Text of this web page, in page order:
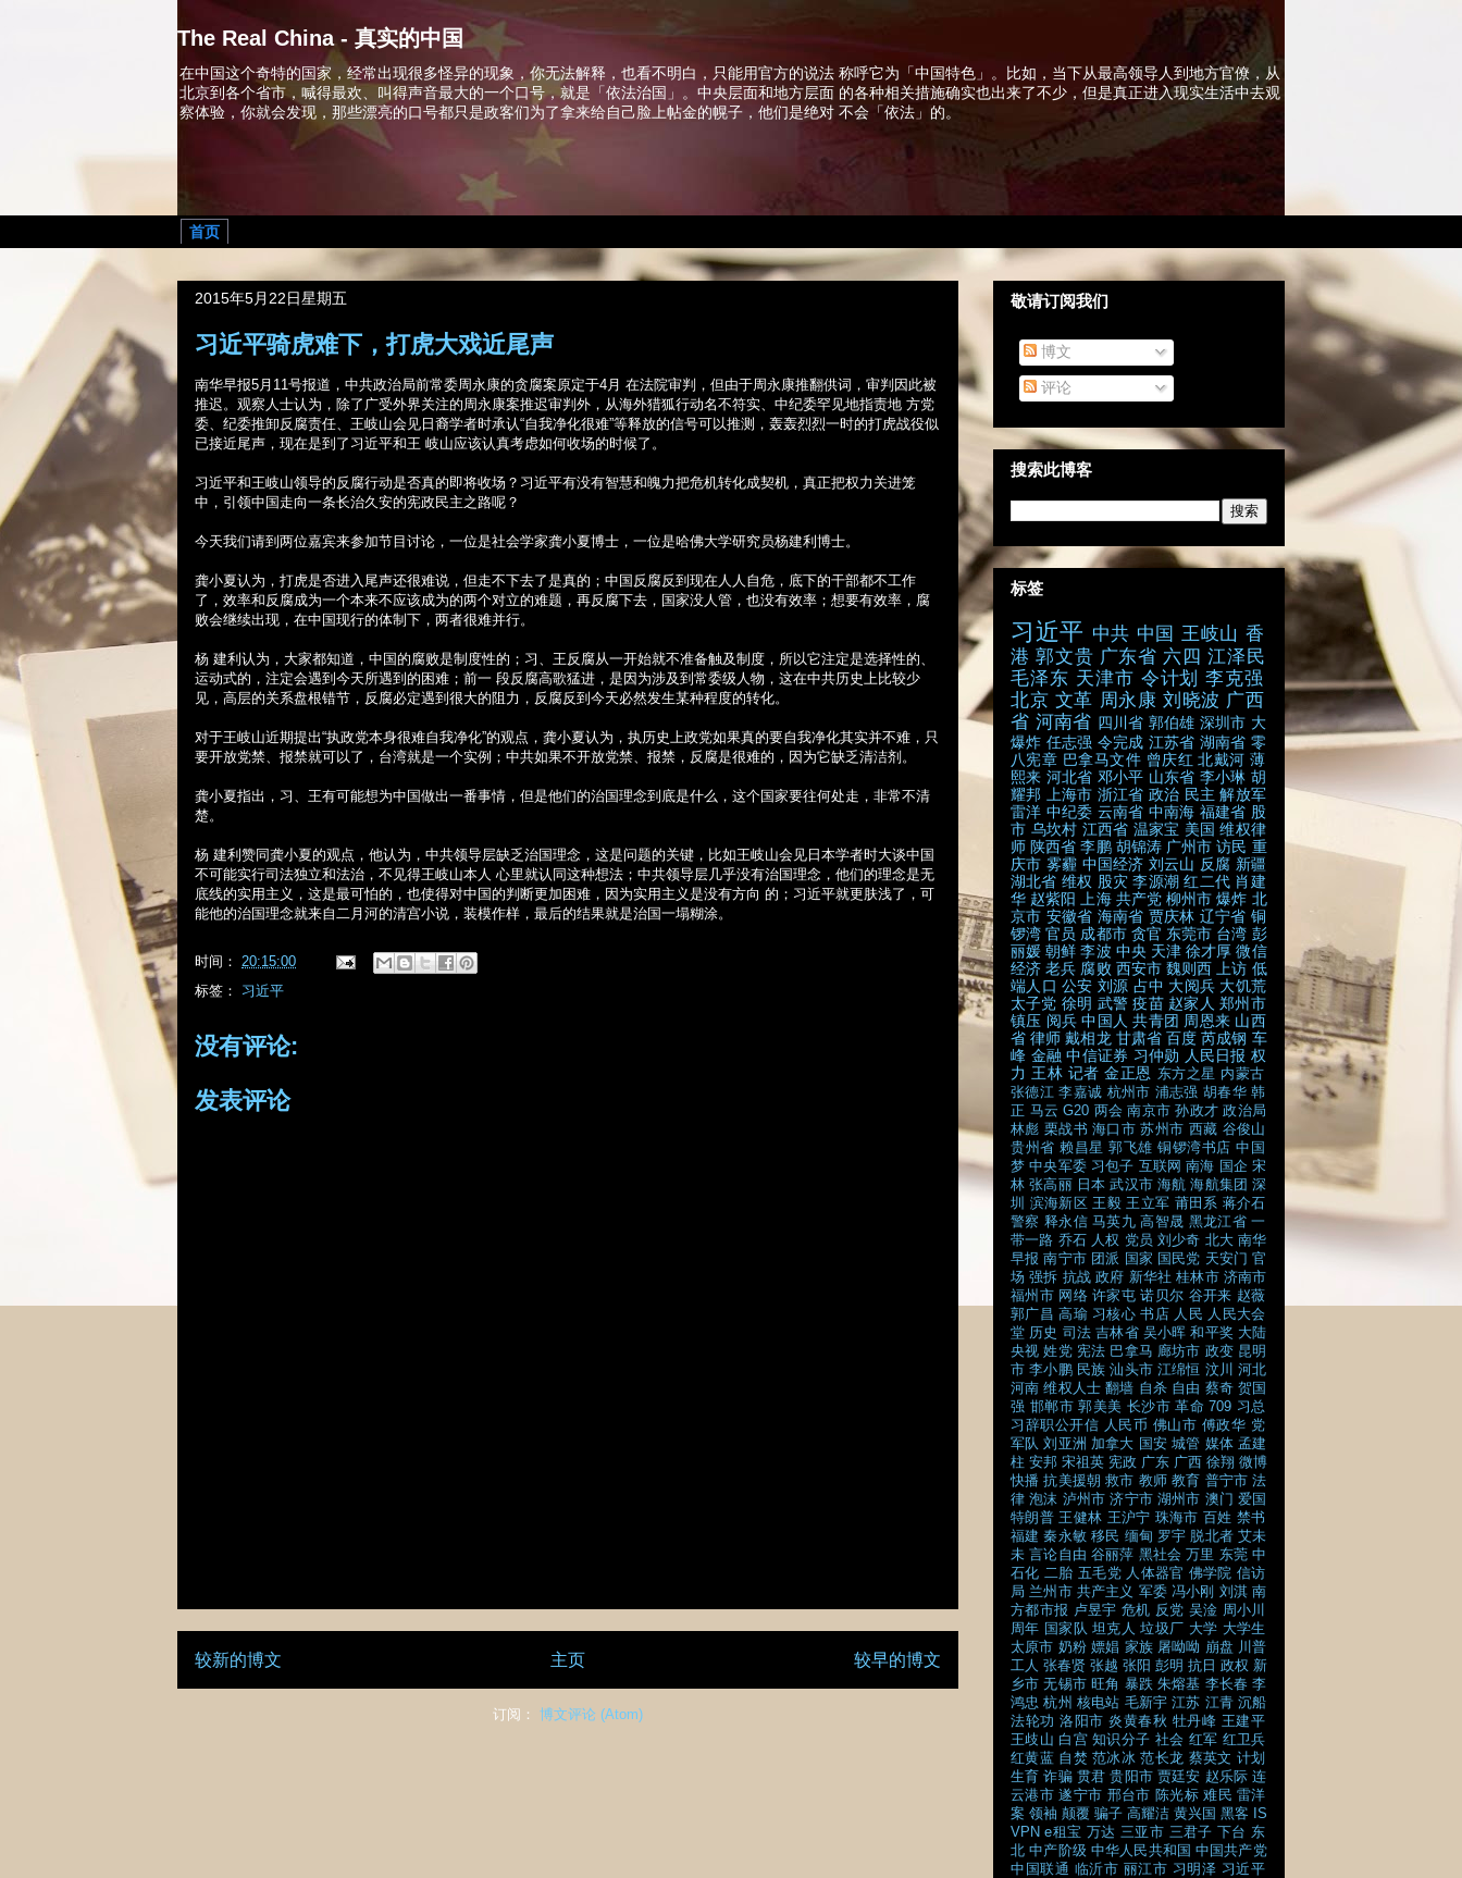
The Real China - 真实的中国
在中国这个奇特的国家，经常出现很多怪异的现象，你无法解释，也看不明白，只能用官方的说法 称呼它为「中国特色」。比如，当下从最高领导人到地方官僚，从
北京到各个省市，喊得最欢、叫得声音最大的一个口号，就是「依法治国」。中央层面和地方层面 的各种相关措施确实也出来了不少，但是真正进入现实生活中去观
察体验，你就会发现，那些漂亮的口号都只是政客们为了拿来给自己脸上帖金的幌子，他们是绝对 不会「依法」的。
首页
2015年5月22日星期五
习近平骑虎难下，打虎大戏近尾声
南华早报5月 11号报道，中共政治局前常委周永康的贪腐案原定于4月 在法院审判，但由于周永康推翻供词，审判因此被
推迟。观察人士认为，除了广受外界关注的周永康案推迟审判外，从海外猎狐行动名不符实、中纪委罕见地指责地 方党
委、纪委推卸反腐责任、王岐山会见日裔学者时承认“自我净化很难”等释放的信号可以推测，轰轰烈烈一时的打虎战役似
已接近尾声，现在是到了习近平和王 岐山应该认真考虑如何收场的时候了。
习近平和王岐山领导的反腐行动是否真的即将收场？习近平有没有智慧和魄力把危机转化成契机，真正把权力关进笼
中，引领中国走向一条长治久安的宪政民主之路呢？
今天我们请到两位嘉宾来参加节目讨论，一位是社会学家龚小夏博士，一位是哈佛大学研究员杨建利博士。
龚小夏认为，打虎是否进入尾声还很难说，但走不下去了是真的；中国反腐反到现在人人自危，底下的干部都不工作
了，效率和反腐成为一个本来不应该成为的两个对立的难题，再反腐下去，国家没人管，也没有效率；想要有效率，腐
败会继续出现，在中国现行的体制下，两者很难并行。
杨 建利认为，大家都知道，中国的腐败是制度性的；习、王反腐从一开始就不准备触及制度，所以它注定是选择性的、
运动式的，注定会遇到今天所遇到的困难；前一 段反腐高歌猛进，是因为涉及到常委级人物，这在中共历史上比较少
见，高层的关系盘根错节，反腐必定遇到很大的阻力，反腐反到今天必然发生某种程度的转化。
对于王岐山近期提出“执政党本身很难自我净化”的观点，龚小夏认为，执历史上政党如果真的要自我净化其实并不难，只
要开放党禁、报禁就可以了，台湾就是一个实例；中共如果不开放党禁、报禁，反腐是很难的，因为它缺乏清洁剂。
龚小夏指出，习、王有可能想为中国做出一番事情，但是他们的治国理念到底是什么，这个国家要往何处走，非常不清
楚。
杨 建利赞同龚小夏的观点，他认为，中共领导层缺乏治国理念，这是问题的关键，比如王岐山会见日本学者时大谈中国
不可能实行司法独立和法治，不见得王岐山本人 心里就认同这种想法；中共领导层几乎没有治国理念，他们的理念是无
底线的实用主义，这是最可怕的，也使得对中国的判断更加困难，因为实用主义是没有方向 的；习近平就更肤浅了，可
能他的治国理念就来自二月河的清宫小说，装模作样，最后的结果就是治国一塌糊涂。
时间： 20:15:00
标签： 习近平
没有评论:
发表评论
较新的博文 较早的博文
主页
订阅： 博文评论 (Atom)
敬请订阅我们
博文
评论
搜索此博客
标签
习近平 中共 中国 王岐山 香
港 郭文贵 广东省 六四 江泽民
毛泽东 天津市 令计划 李克强
北京 文革 周永康 刘晓波 广西
省 河南省 四川省 郭伯雄 深圳市 大
爆炸 任志强 令完成 江苏省 湖南省 零
八宪章 巴拿马文件 曾庆红 北戴河 薄
熙来 河北省 邓小平 山东省 李小琳 胡
耀邦
上海市 浙江省 政治 民主 解放军
雷洋 中纪委 云南省 中南海 福建省 股
市 乌坎村 江西省 温家宝 美国 维权律
师 陕西省 李鹏 胡锦涛 广州市 访民 重
庆市 雾霾 中国经济 刘云山 反腐 新疆
湖北省 维权 股灾 李源潮 红二代 肖建
华 赵紫阳 上海 共产党 柳州市 爆炸 北
京市 安徽省 海南省 贾庆林 辽宁省 铜
锣湾 官员 成都市 贪官 东莞市 台湾 彭
丽媛 朝鲜 李波 中央 天津 徐才厚 微信
经济 老兵 腐败 西安市 魏则西 上访 低
端人口 公安 刘源 占中 大阅兵 大饥荒
太子党 徐明 武警 疫苗 赵家人 郑州市
镇压 阅兵 中国人 共青团 周恩来 山西
省 律师 戴相龙 甘肃省 百度 芮成钢 车
峰 金融 中信证券 习仲勋 人民日报 权
力 王林 记者 金正恩 东方之星 内蒙古
张德江 李嘉诚 杭州市 浦志强 胡春华 韩
正 马云 G20 两会 南京市 孙政才 政治局
林彪 栗战书 海口市 苏州市 西藏 谷俊山
贵州省 赖昌星 郭飞雄 铜锣湾书店 中国
梦 中央军委 习包子 互联网 南海 国企 宋
林 张高丽 日本 武汉市 海航 海航集团 深
圳
滨海新区 王毅 王立军 莆田系 蒋介石
警察 释永信 马英九 高智晟 黑龙江省 一
带一路 乔石 人权 党员 刘少奇 北大 南华
早报 南宁市 团派 国家 国民党 天安门 官
场 强拆 抗战 政府 新华社 桂林市 济南市
福州市 网络 许家屯 诺贝尔 谷开来 赵薇
郭广昌 高瑜 习核心 书店 人民 人民大会
堂 历史 司法 吉林省 吴小晖 和平奖 大陆
央视 姓党 宪法 巴拿马 廊坊市 政变 昆明
市 李小鹏 民族 汕头市 江绵恒 汶川
河北
河南 维权人士 翻墙 自杀 自由 蔡奇 贺国
强 邯郸市 郭美美 长沙市 革命 709 习总
习辞职公开信 人民币 佛山市 傅政华 党
军队 刘亚洲 加拿大 国安 城管 媒体 孟建
柱 安邦 宋祖英 宪政 广东 广西 徐翔 微博
快播 抗美援朝 救市 教师 教育 普宁市 法
律 泡沫 泸州市 济宁市 湖州市 澳门 爱国
特朗普 王健林 王沪宁 珠海市 百姓 禁书
福建 秦永敏 移民 缅甸 罗宇 脱北者 艾未
未 言论自由 谷丽萍 黑社会 万里 东莞 中
石化 二胎 五毛党 人体器官 佛学院 信访
局 兰州市 共产主义 军委 冯小刚 刘淇 南
方都市报 卢昱宇 危机 反党 吴淦 周小川
周年 国家队 坦克人 垃圾厂 大学 大学生
太原市 奶粉 嫖娼 家族 屠呦呦 崩盘 川普
工人 张春贤 张越 张阳 彭明 抗日 政权 新
乡市 无锡市 旺角 暴跌 朱熔基 李长春 李
鸿忠 杭州 核电站 毛新宇 江苏 江青 沉船
法轮功 洛阳市 炎黄春秋 牡丹峰 王建平
王歧山 白宫 知识分子 社会 红军 红卫兵
红黄蓝 自焚 范冰冰 范长龙 蔡英文 计划
生育 诈骗 贯君 贵阳市 贾廷安 赵乐际 连
云港市 遂宁市 邢台市 陈光标 难民 雷洋
案 领袖 颠覆 骗子 高耀洁 黄兴国 黑客
IS
VPN e租宝 万达 三亚市 三君子 下台 东
北 中产阶级 中华人民共和国 中国共产党
中国联通 临沂市 丽江市 习明泽 习近平